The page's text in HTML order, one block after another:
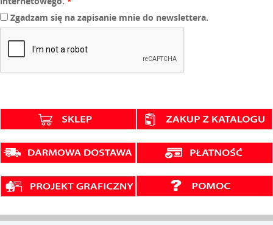
Zgadzam się na zapisanie mnie do newslettera.